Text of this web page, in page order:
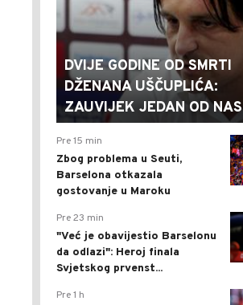
DVIJE GODINE OD SMRTI
DŽENANA UŠČUPLIĆA:
ZAUVIJEK JEDAN OD NAS
Pre 15 min
Zbog problema u Seuti,
Barselona otkazala
gostovanje u Maroku
Pre 23 min
"Već je obavijestio Barselonu
da odlazi": Heroj finala
Svjetskog prvenst...
Pre 1 h